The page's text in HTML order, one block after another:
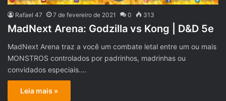
Rafael 47 7 de fevereiro de 2021 0 313
MadNext Arena: Godzilla vs Kong | D&D 5e
MadNext Arena traz a você um combate letal entre um ou mais
MONSTROS controlados por padrinhos, madrinhas ou
convidados especiais.…
Leia mais »